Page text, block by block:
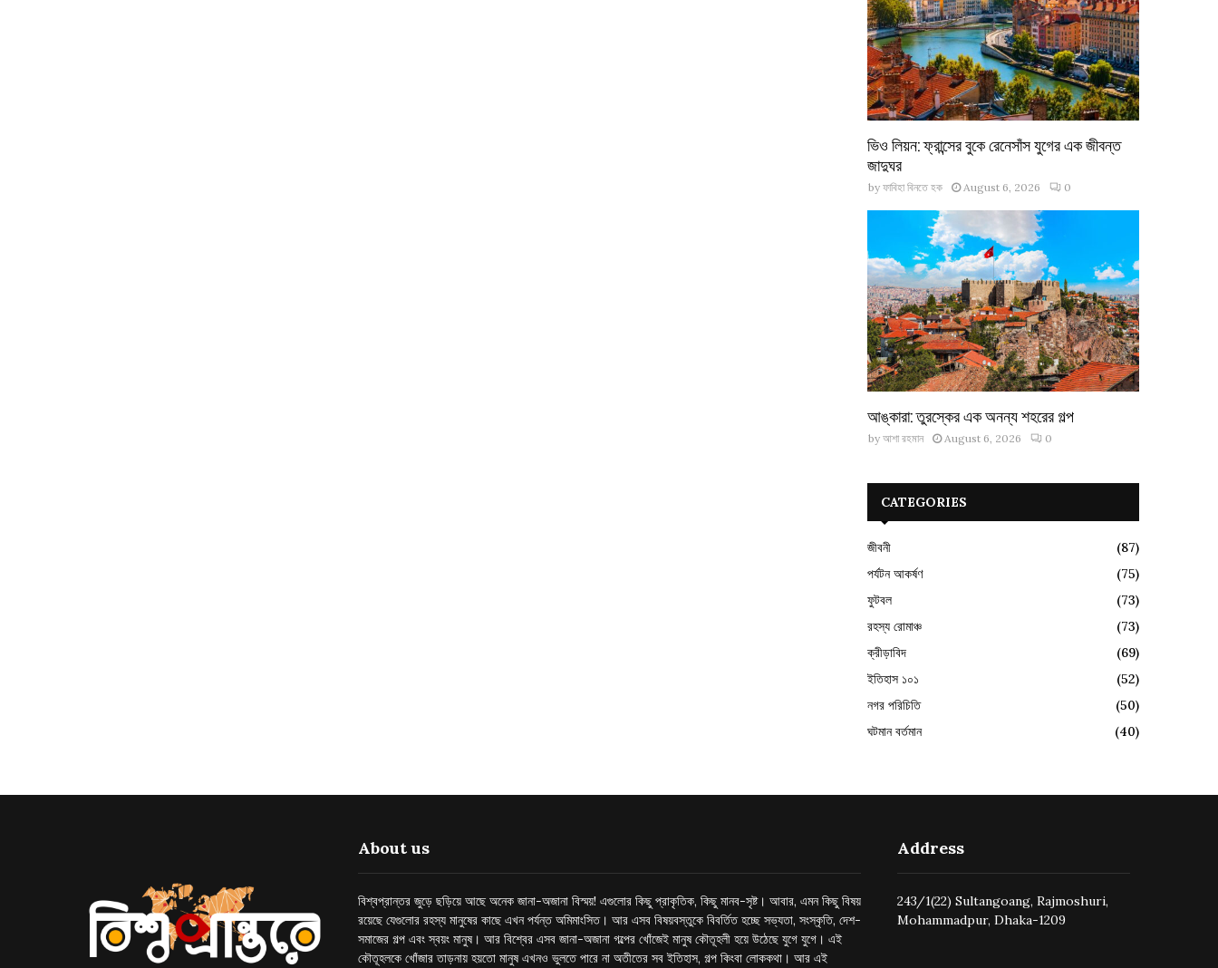
ভিও লিয়ন: ফ্রান্সের বুকে রেনেসাঁস যুগের এক জীবন্ত
জাদুঘর
by ফাবিহা বিনতে হক August 6, 2026 0
আঙ্কারা: তুরস্কের এক অনন্য শহরের গল্প
by আশা রহমান August 6, 2026 0
CATEGORIES
জীবনী
(87)
পর্যটন আকর্ষণ
(75)
ফুটবল
(73)
রহস্য রোমাঞ্চ
(73)
ক্রীড়াবিদ
(69)
ইতিহাস ১০১
(52)
নগর পরিচিতি
(50)
ঘটমান বর্তমান
(40)
About us
বিশ্বপ্রান্তর জুড়ে ছড়িয়ে আছে অনেক জানা-অজানা বিস্ময়! এগুলোর কিছু প্রাকৃতিক, কিছু মানব-সৃষ্ট। আবার, এমন কিছু বিষয়
রয়েছে যেগুলোর রহস্য মানুষের কাছে এখন পর্যন্ত অমিমাংসিত। আর এসব বিষয়বস্তুকে বিবর্তিত হচ্ছে সভ্যতা, সংস্কৃতি, দেশ-
সমাজের গল্প এবং স্বয়ং মানুষ। আর বিশ্বের এসব জানা-অজানা গল্পের খোঁজেই মানুষ কৌতূহলী হয়ে উঠেছে যুগে যুগে। এই
কৌতূহলকে খোঁজার তাড়নায় হয়তো মানুষ এখনও ভুলতে পারে না অতীতের সব ইতিহাস, গল্প কিংবা লোককথা। আর এই
Address
243/1(22) Sultangoang, Rajmoshuri,
Mohammadpur, Dhaka-1209